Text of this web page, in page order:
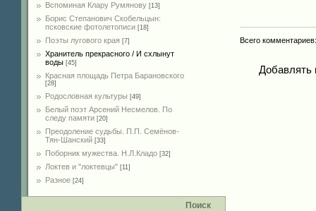
Вспоминая Клару Румянову [13]
Борис Степанович Скобельцын:
псковские фотолетописи [18]
Поэты лугового края [7]
Хранитель прекрасного / И схлынут
воды [45]
Красная площадь Петра Барановского
[28]
Родословная культуры [49]
Белый поэт Арсений Несмелов. По
следу памяти [20]
Преодоление судьбы. П.П. Семёнов-
Тян-Шанский [33]
Поборник мужества. Н.Л.Кладо [32]
Локтев и "локтевцы" [11]
Разное [24]
Поиск
Всего комментариев
Добавлять